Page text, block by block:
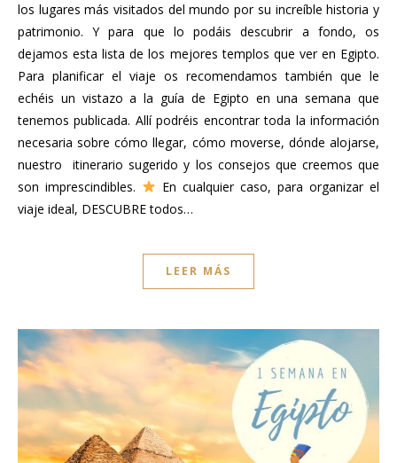
los lugares más visitados del mundo por su increíble historia y
patrimonio. Y para que lo podáis descubrir a fondo, os
dejamos esta lista de los mejores templos que ver en Egipto.
Para planificar el viaje os recomendamos también que le
echéis un vistazo a la guía de Egipto en una semana que
tenemos publicada. Allí podréis encontrar toda la información
necesaria sobre cómo llegar, cómo moverse, dónde alojarse,
nuestro itinerario sugerido y los consejos que creemos que
son imprescindibles.
En cualquier caso, para organizar el
viaje ideal, DESCUBRE todos…
LEER MÁS